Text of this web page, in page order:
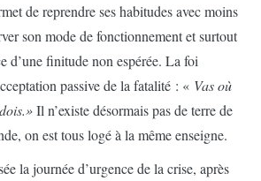
de reprendre ses habitudes avec moins
son mode de fonctionnement et surtout
d’une finitude non espérée. La foi
passive de la fatalité : « Vas où
Il n’existe désormais pas de terre de
on est tous logé à la même enseigne.
la journée d’urgence de la crise, après